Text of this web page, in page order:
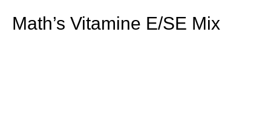
Math’s Vitamine E/SE Mix